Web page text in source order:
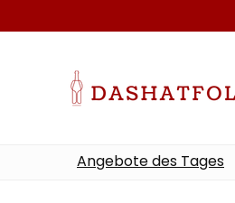
Angebote des Tages